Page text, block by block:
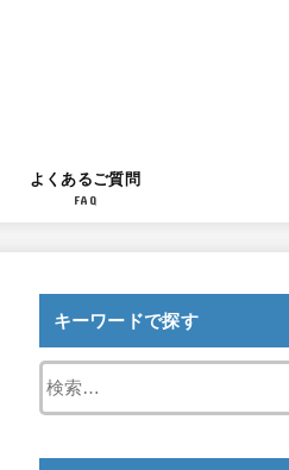
よくあるご質問
FAQ
キーワードで探す
索: